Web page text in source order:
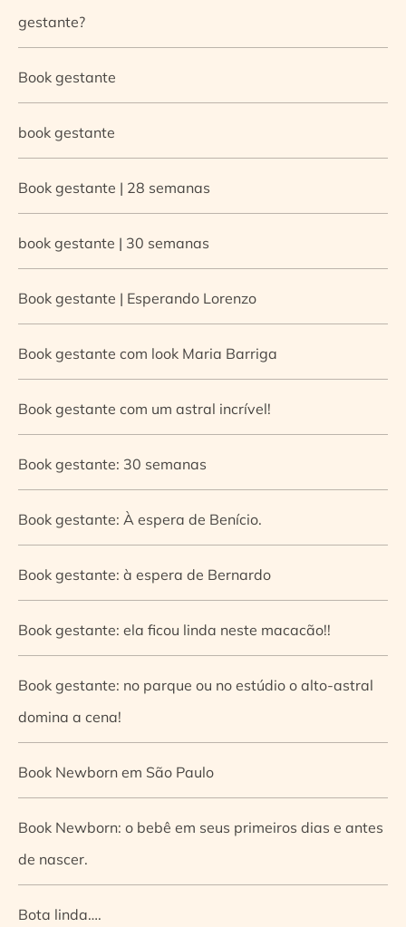
gestante?
Book gestante
book gestante
Book gestante | 28 semanas
book gestante | 30 semanas
Book gestante | Esperando Lorenzo
Book gestante com look Maria Barriga
Book gestante com um astral incrível!
Book gestante: 30 semanas
Book gestante: À espera de Benício.
Book gestante: à espera de Bernardo
Book gestante: ela ficou linda neste macacão!!
Book gestante: no parque ou no estúdio o alto-astral
domina a cena!
Book Newborn em São Paulo
Book Newborn: o bebê em seus primeiros dias e antes
de nascer.
Bota linda….